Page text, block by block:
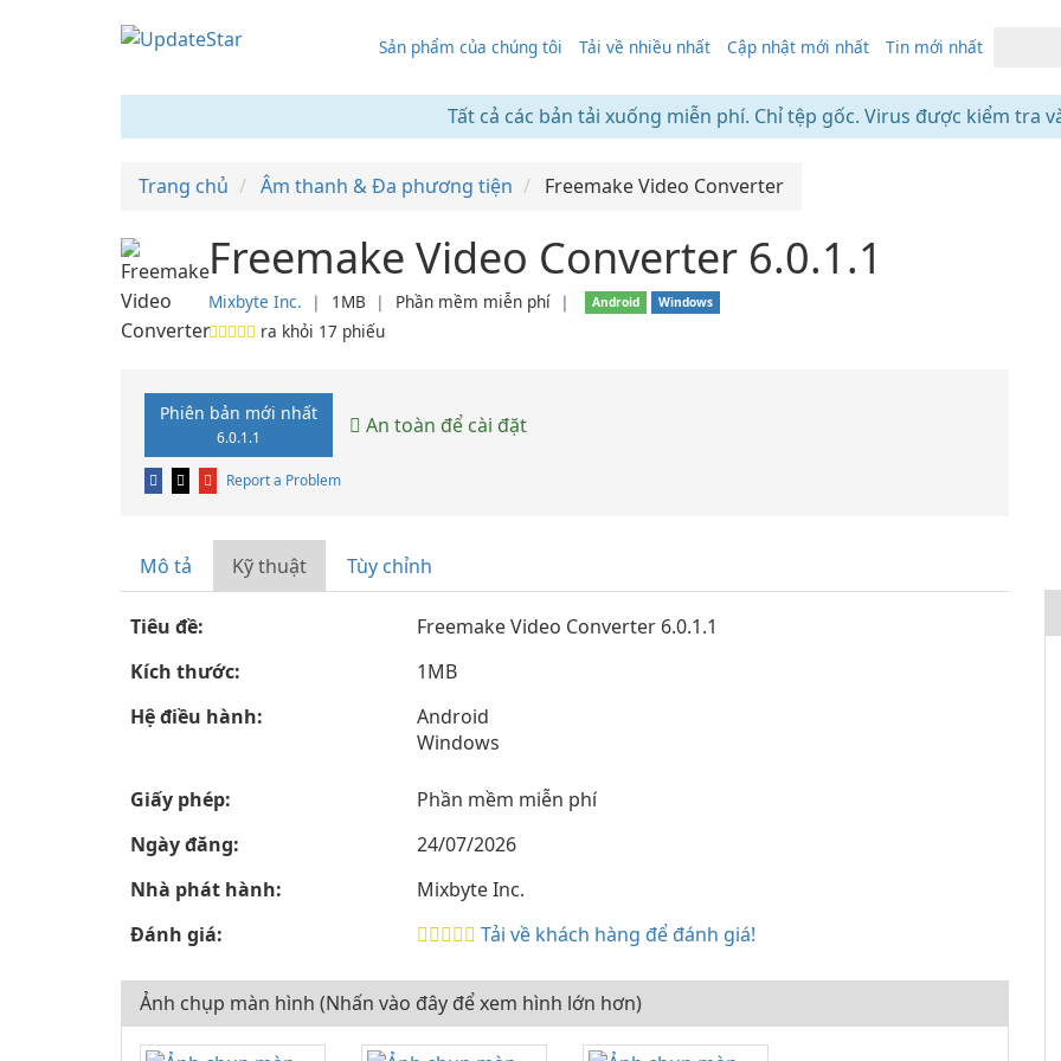
Sản phẩm của chúng tôi Tải về nhiều nhất Cập nhật mới nhất Tin mới nhất
Tất cả các bản tải xuống miễn phí. Chỉ tệp gốc. Virus được kiểm tra
Trang chủ Âm thanh & Đa phương tiện Freemake Video Converter
Freemake Video Converter 6.0.1.1
Mixbyte Inc. ❘ 1MB ❘ Phần mềm miễn phí ❘ Android Windows
ra khỏi 17 phiếu
Phiên bản mới nhất
6.0.1.1 An toàn để cài đặt
Report a Problem
Mô tả Kỹ thuật Tùy chỉnh
Tiêu đề:
Freemake Video Converter 6.0.1.1
Kích thước:
1MB
Hệ điều hành:
Android
Windows
Giấy phép:
Phần mềm miễn phí
Ngày đăng:
24/07/2026
Nhà phát hành:
Mixbyte Inc.
Đánh giá:
Tải về khách hàng để đánh giá!
Ảnh chụp màn hình (Nhấn vào đây để xem hình lớn hơn)